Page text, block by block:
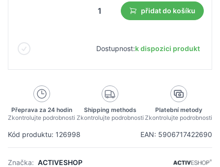
Kód produktu: 126998 EAN: 5906717422690
Značka: ACTIVESHOP
přidat do košíku
Dostupnost:k dispozici produkt
Přeprava za 24 hodin
Zkontrolujte podrobnosti
Shipping methods
Zkontrolujte podrobnosti
Platební metody
Zkontrolujte podrobnosti